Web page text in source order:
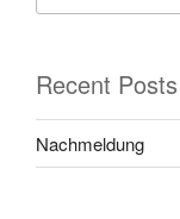
Recent Posts
Nachmeldung